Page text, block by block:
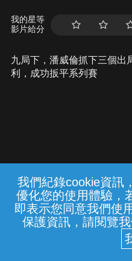
我們紀錄cookie資訊
優化您的使用體驗，
即表示您同意我們使
保護資訊，請閱覽
我的星等
影片給分
九局下，潘威倫抓下三個出
利，成功扳平系列賽
常見問題 線上客服
中華電信股份有
(統一編號：